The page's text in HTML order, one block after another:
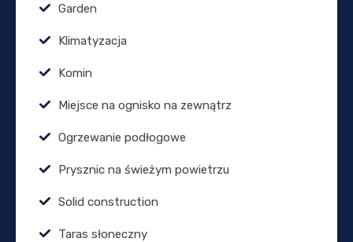
Garden
Klimatyzacja
Komin
Miejsce na ognisko na zewnątrz
Ogrzewanie podłogowe
Prysznic na świeżym powietrzu
Solid construction
Taras słoneczny